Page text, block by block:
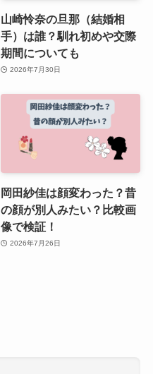
山崎怜奈の旦那（結婚相
手）は誰？馴れ初めや交際
期間についても
2026年7月30日
岡田紗佳は顔変わった？昔
の顔が別人みたい？比較画
像で検証！
2026年7月26日